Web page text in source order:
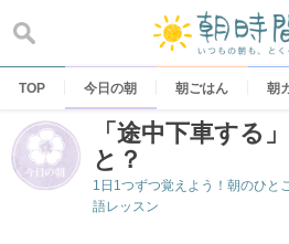
content
TOP 今日の朝 朝ごはん 朝
「途中下車する
と？
1日1つずつ覚えよう！朝のひと
語レッスン